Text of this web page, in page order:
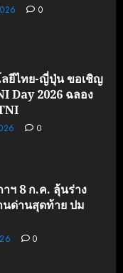
0
ยีไทย-ญี่ปุ่น ขอเชิญ
Day 2026 ฉลอง
0
ฯ 8 ก.ค. ลุ้นร่าง
ด่านสุดท้าย ปม
0